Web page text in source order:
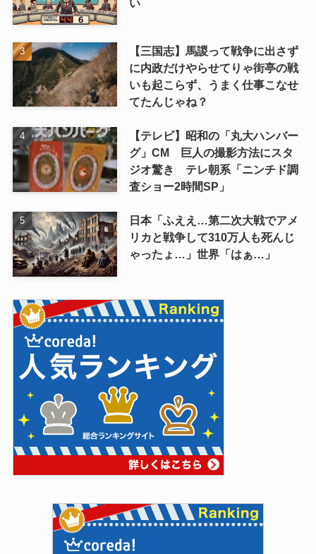
い
【三国志】馬謖って戦争に出さず
に内政だけやらせてりゃ街亭の戦
いも起こらず、うまく仕事こなせ
てたんじゃね？
【テレビ】昭和の「丸大ハンバー
グ」CM 巨人の撮影方法にスタ
ジオ驚き テレ朝系「ニンチド調
査ショー2時間SP」
日本「ふええ…第二次大戦でアメ
リカと戦争して310万人も死んじ
ゃったょ…」世界「はぁ…」